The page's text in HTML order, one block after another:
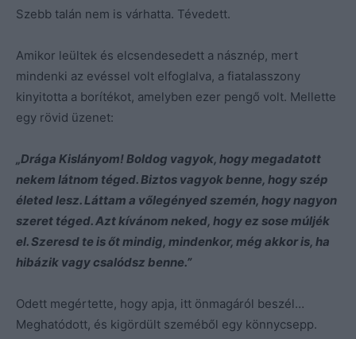
Szebb talán nem is várhatta. Tévedett.
Amikor leültek és elcsendesedett a násznép, mert
mindenki az evéssel volt elfoglalva, a fiatalasszony
kinyitotta a borítékot, amelyben ezer pengő volt. Mellette
egy rövid üzenet:
„Drága Kislányom! Boldog vagyok, hogy megadatott
nekem látnom téged. Biztos vagyok benne, hogy szép
életed lesz. Láttam a vőlegényed szemén, hogy nagyon
szeret téged. Azt kívánom neked, hogy ez sose múljék
el. Szeresd te is őt mindig, mindenkor, még akkor is, ha
hibázik vagy csalódsz benne.”
Odett megértette, hogy apja, itt önmagáról beszél…
Meghatódott, és kigördült szeméből egy könnycsepp.